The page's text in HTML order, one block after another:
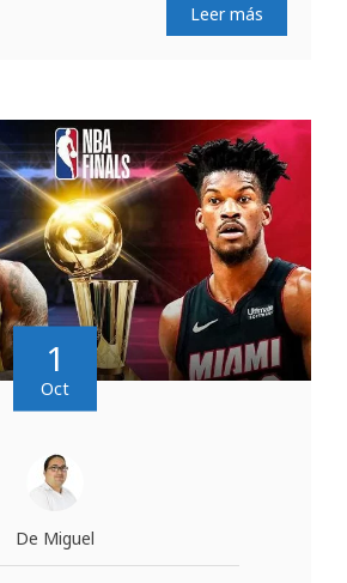
Leer más
1
Oct
De Miguel